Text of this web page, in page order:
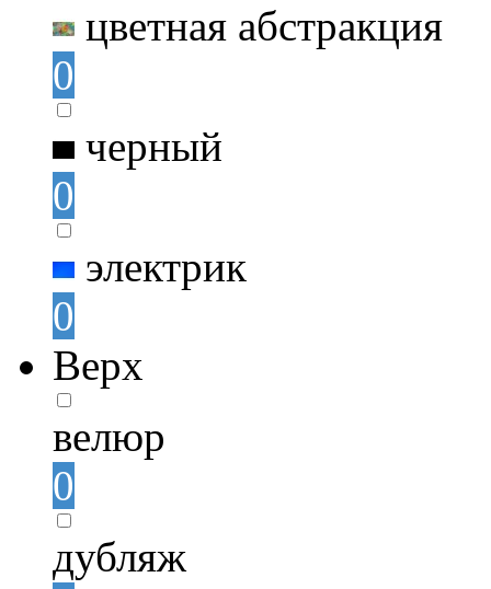
цветная абстракция
0
черный
0
электрик
0
Верх
велюр
0
дубляж